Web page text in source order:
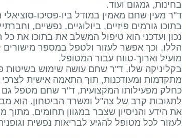
ד"ר מעין שחם מאמין במודל ביו-פסיכו-
בתוכו גורמים פיזיים, ביולוגיים, נפשיים,
נכון ועדכני הוא טיפול המשלב את בתוכו את
הללו, וכך אפשר לעזור ולטפל במספר מישורים
בקליניקה שלו, ד"ר שחם עושה שימוש בשיטות
כחלק מפעילותו המקצועית, ד"ר שחם מטפל גם
לתגובות קרב של צה"ל ומשרד הביטחון. הוא
את הידע והניסיון שצבר במגוון תחומים, מתוך